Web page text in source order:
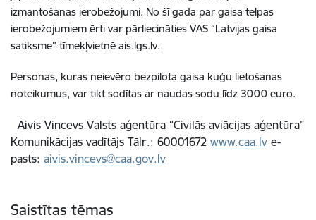
izmantošanas ierobežojumi. No šī gada par gaisa telpas
ierobežojumiem ērti var pārliecināties VAS “Latvijas gaisa
satiksme” tīmekļvietnē ais.lgs.lv.
Personas, kuras neievēro bezpilota gaisa kuģu lietošanas
noteikumus, var tikt sodītas ar naudas sodu līdz 3000 euro.
Aivis Vincevs Valsts aģentūra “Civilās aviācijas aģentūra”
Komunikācijas vadītājs Tālr.: 60001672 www.caa.lv e-
pasts: aivis.vincevs@caa.gov.lv
Saistītas tēmas